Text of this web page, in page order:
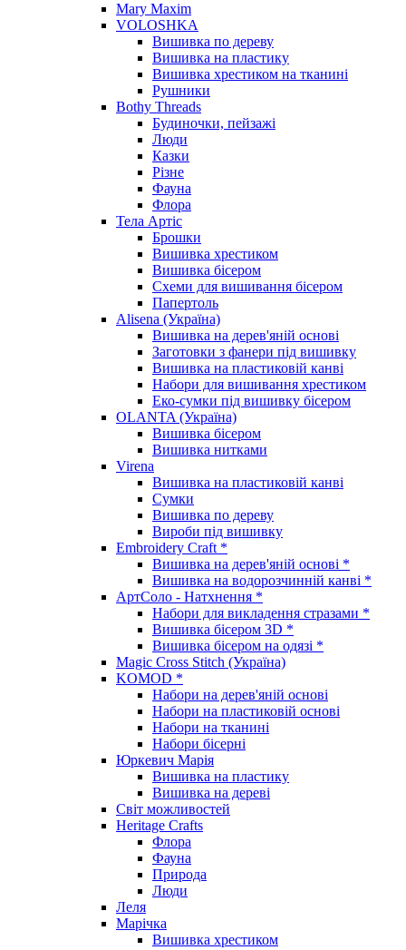
Mary Maxim
VOLOSHKA
Вишивка по дереву
Вишивка на пластику
Вишивка хрестиком на тканині
Рушники
Bothy Threads
Будиночки, пейзажі
Люди
Казки
Різне
Фауна
Флора
Тела Артіс
Брошки
Вишивка хрестиком
Вишивка бісером
Схеми для вишивання бісером
Папертоль
Alisena (Україна)
Вишивка на дерев'яній основі
Заготовки з фанери під вишивку
Вишивка на пластиковій канві
Набори для вишивання хрестиком
Еко-сумки під вишивку бісером
OLANTA (Україна)
Вишивка бісером
Вишивка нитками
Virena
Вишивка на пластиковій канві
Сумки
Вишивка по дереву
Вироби під вишивку
Embroidery Craft *
Вишивка на дерев'яній основі *
Вишивка на водорозчинній канві *
АртСоло - Натхнення *
Набори для викладення стразами *
Вишивка бісером 3D *
Вишивка бісером на одязі *
Magic Cross Stitch (Україна)
KOMOD *
Набори на дерев'яній основі
Набори на пластиковій основі
Набори на тканині
Набори бісерні
Юркевич Марія
Вишивка на пластику
Вишивка на дереві
Світ можливостей
Heritage Crafts
Флора
Фауна
Природа
Люди
Леля
Марічка
Вишивка хрестиком